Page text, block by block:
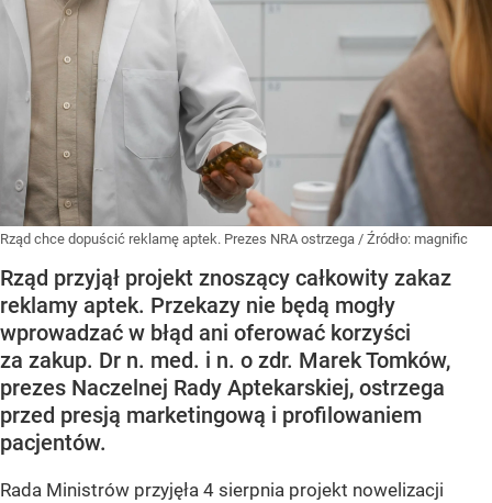
Rząd chce dopuścić reklamę aptek. Prezes NRA ostrzega / Źródło: magnific
Rząd przyjął projekt znoszący całkowity zakaz
reklamy aptek. Przekazy nie będą mogły
wprowadzać w błąd ani oferować korzyści
za zakup. Dr n. med. i n. o zdr. Marek Tomków,
prezes Naczelnej Rady Aptekarskiej, ostrzega
przed presją marketingową i profilowaniem
pacjentów.
Rada Ministrów przyjęła 4 sierpnia projekt nowelizacji